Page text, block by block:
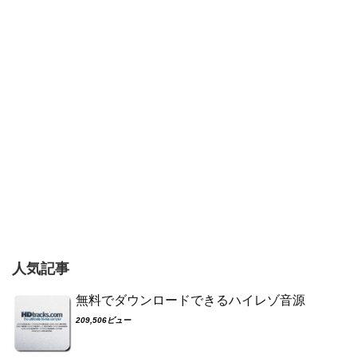
人気記事
無料でダウンロードできるハイレゾ音源
209,506ビュー